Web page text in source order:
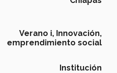
Verano i, Innovación,
emprendimiento social
Institución